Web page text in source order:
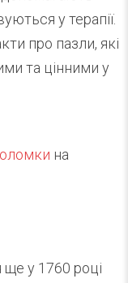
у терапії.
про пазли, які
та цінними у
на
ще у 1760 році